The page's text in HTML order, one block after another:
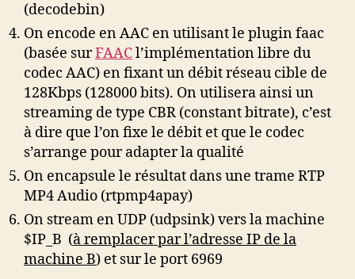
(decodebin)
On encode en AAC en utilisant le plugin faac
(basée surFAACl’implémentation libre du
codec AAC) en fixant un débit réseau cible de
128Kbps (128000 bits). On utilisera ainsi un
streaming de type CBR (constant bitrate), c’est
à dire que l’on fixe le débit et que le codec
s’arrange pour adapter la qualité
On encapsule le résultat dans une trame RTP
MP4 Audio (rtpmp4apay)
On stream en UDP (udpsink) vers la machine
$IP_B (à remplacer par l’adresse IP de la
machine B) et sur le port 6969